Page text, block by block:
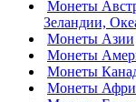
Монеты
Зеландии,
Монеты Азии
Монеты
Монеты
Монеты